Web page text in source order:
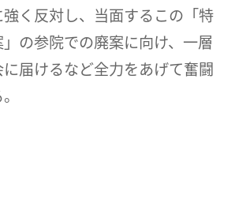
く反対し、当面するこの「特
の参院での廃案に向け、一層
届けるなど全力をあげて奮闘